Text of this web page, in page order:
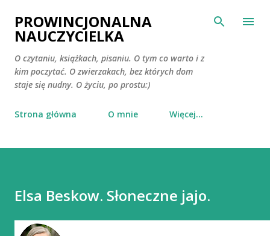
Przejdź do głównej zawartości
PROWINCJONALNA
NAUCZYCIELKA
O czytaniu, książkach, pisaniu. O tym co warto i z
kim poczytać. O zwierzakach, bez których dom
staje się nudny. O życiu, po prostu:)
Strona główna O mnie Więcej…
Elsa Beskow. Słoneczne jajo.